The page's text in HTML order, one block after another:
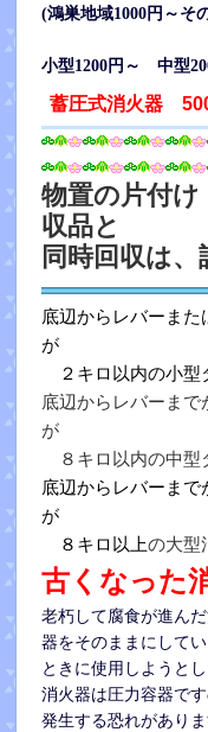
(鴻巣地域1000円～そ
小型1200円～ 中型
蓄圧式消火器
物置の片付
収品と
同時回収は
底辺からレバーま
が
２キロ以内の小型
底辺からレバーま
８キロ以内の中
底辺からレバーま
８キロ以上の大
古くなった
老朽して腐食が進ん
器をそのままにして
ときに使用しようと
消火器は圧力容器で
発生する恐れがありま